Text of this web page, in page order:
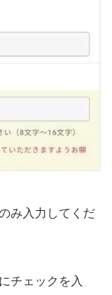
み入力してくだ
チェックを入